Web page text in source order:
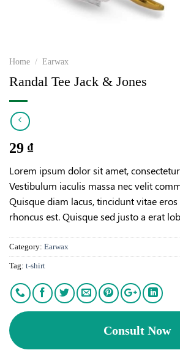
Home / Earwax
Randal Tee Jack & Jones
29 ₫
Lorem ipsum dolor sit amet,
Vestibulum iaculis massa nec velit
Quisque diam lacus, tincidunt vitae
rhoncus est. Quisque sed justo a erat
Category: Earwax
Tag: t-shirt
Consult Now